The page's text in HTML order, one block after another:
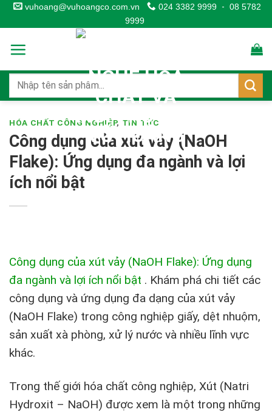
Skip
to
content
vuhoang@vuhoangco.com.vn 024 3382 9999 - 08 5782
9999
HÓA CHẤT CÔNG NGHIỆP, TIN TỨC
Công dụng của xút vảy (NaOH
Flake): Ứng dụng đa ngành và lợi
ích nổi bật
Công dụng của xút vảy (NaOH Flake): Ứng dụng
đa ngành và lợi ích nổi bật . Khám phá chi tiết các
công dụng và ứng dụng đa dạng của xút vảy
(NaOH Flake) trong công nghiệp giấy, dệt nhuộm,
sản xuất xà phòng, xử lý nước và nhiều lĩnh vực
khác.
Trong thế giới hóa chất công nghiệp, Xút (Natri
Hydroxit – NaOH) được xem là một trong những